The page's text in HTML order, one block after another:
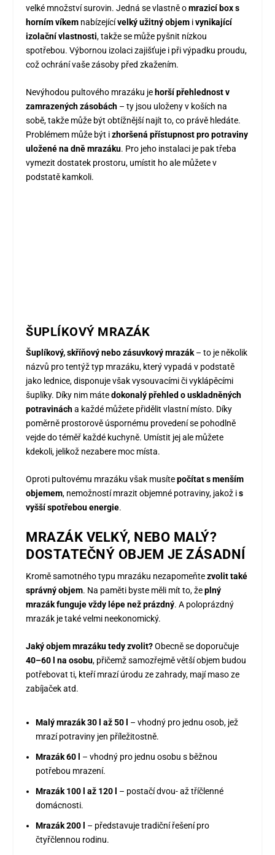
velké množství surovin. Jedná se vlastně omrazicí box s
horním víkem nabízejícívelký užitný objem ivynikající
izolační vlastnosti, takže se může pyšnit nízkou
spotřebou. Výbornou izolaci zajišťuje i při výpadku proudu,
což ochrání vaše zásoby před zkažením.
Nevýhodou pultového mrazáku je horší přehlednost v
zamrazených zásobách – ty jsou uloženy v koších na
sobě, takže může být obtížnější najít to, co právě hledáte.
Problémem může být izhoršená přístupnost pro potraviny
uložené na dně mrazáku. Pro jeho instalaci je pak třeba
vymezit dostatek prostoru, umístit ho ale můžete v
podstatě kamkoli.
ŠUPLÍKOVÝ MRAZÁK
Šuplíkový, skříňový nebo zásuvkový mrazák – to je několik
názvů pro tentýž typ mrazáku, který vypadá v podstatě
jako lednice, disponuje však vysouvacími či vyklápěcími
šuplíky. Díky nim mátedokonalý přehled o uskladněných
potravinácha každé můžete přidělit vlastní místo. Díky
poměrně prostorově úspornému provedení se pohodlně
vejde do téměř každé kuchyně. Umístit jej ale můžete
kdekoli, jelikož nezabere moc místa.
Oproti pultovému mrazáku však musítepočítat s menším
objemem, nemožností mrazit objemné potraviny, jakož is
vyšší spotřebou energie.
MRAZÁK VELKÝ, NEBO MALÝ?
DOSTATEČNÝ OBJEM JE ZÁSADNÍ
Kromě samotného typu mrazáku nezapomeňtezvolit také
správný objem. Na paměti byste měli mít to, žeplný
mrazák funguje vždy lépe než prázdný. A poloprázdný
mrazák je také velmi neekonomický.
Jaký objem mrazáku tedy zvolit?Obecně se doporučuje
40–60 l na osobu, přičemž samozřejmě větší objem budou
potřebovat ti, kteří mrazí úrodu ze zahrady, mají maso ze
zabíjaček atd.
Malý mrazák 30 l až 50 l
– vhodný pro jednu osob, jež
mrazí potraviny jen příležitostně.
Mrazák 60 l
– vhodný pro jednu osobu s běžnou
potřebou mrazení.
Mrazák 100 l až 120 l
– postačí dvou- až tříčlenné
domácnosti.
Mrazák 200 l
– představuje tradiční řešení pro
čtyřčlennou rodinu.